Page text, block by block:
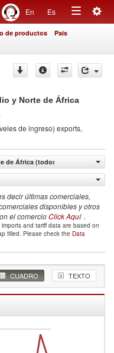
En Es
Toggle
de productos País
y Norte de África
de ingreso) exports,
de África (todos los niveles de
decir últimas comerciales,
disponibles y otros
el comercioClick Aquí .
and tariff data are based on
filled. Please check the Data
CUADRO TEXTO